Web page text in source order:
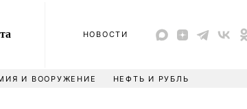
НОВОСТИ
И ВООРУЖЕНИЕ НЕФТЬ И РУБЛЬ